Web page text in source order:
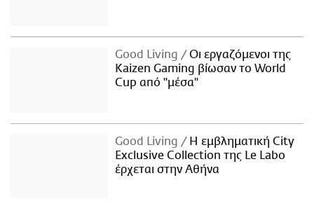
Good Living
Οι εργαζόμενοι της
Kaizen Gaming βίωσαν το World
Cup από "μέσα"
Good Living
Η εμβληματική City
Exclusive Collection της Le Labo
έρχεται στην Αθήνα